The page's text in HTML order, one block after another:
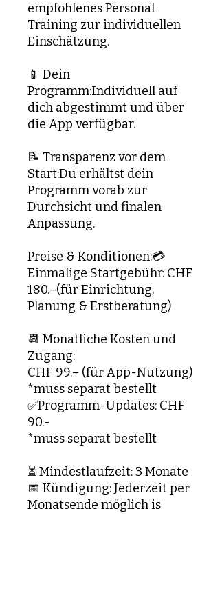
empfohlenes Personal
Training zur individuellen
Einschätzung.
📱 Dein
Programm:Individuell auf
dich abgestimmt und über
die App verfügbar.
📝 Transparenz vor dem
Start:Du erhältst dein
Programm vorab zur
Durchsicht und finalen
Anpassung.
Preise & Konditionen:💳
Einmalige Startgebühr: CHF
180.–(für Einrichtung,
Planung & Erstberatung)
📆 Monatliche Kosten und
Zugang:
CHF 99.– (für App-Nutzung)
*muss separat bestellt
✅Programm-Updates: CHF
90.-
*muss separat bestellt
⏳ Mindestlaufzeit: 3 Monate
📅 Kündigung: Jederzeit per
Monatsende möglich is